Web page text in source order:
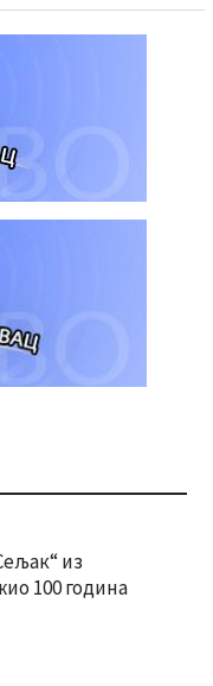
из
100 година